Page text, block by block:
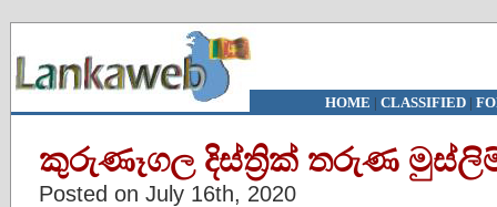
HOME | CLASSIFIED|
කුරුණෑගල දිස්ත්‍රික් තරුණ
Posted on July 16th, 2020